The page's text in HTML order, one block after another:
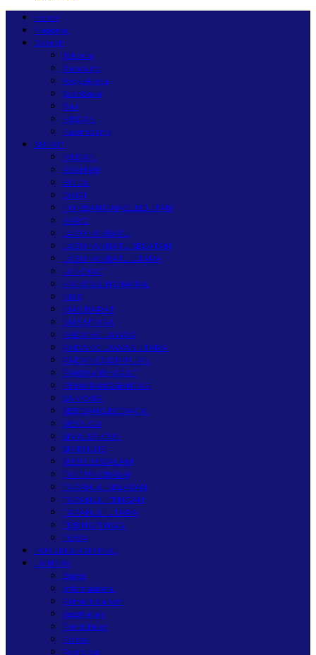
Home
Nasional
Daerah
Jakarta
Bandung
Yogyakarta
Surabaya
Bali
MEDAN
Palembang
SUMUT
MEDAN
ASAHAN
BINJAI
DAIRI
HUMBANG HASUNDUTAN
KARO
LABUHANBATU
LABUHANBATU SELATAN
LABUHANBATU UTARA
LANGKAT
MANDAILING NATAL
NIAS
NIAS BARAT
NIAS UTARA
PADANG LAWAS
PADANG LAWAS UTARA
PADANGSIDIMPUAN
PAKPAK BHARAT
PEMATANGSIANTAR
SAMOSIR
SERDANG BEDAGAI
SIBOLGA
SIMALUNGUN
SIMEULUE
SUBULUSSALAM
TANJUNGBALAI
TAPANULI SELATAN
TAPANULI TENGAH
TAPANULI UTARA
TEBING TINGGI
TOBA
HUKUM & KRIMINAL
LAINNYA
Bisnis
Internasional
Pemerintahan
Kesehatan
Pendidikan
Politik
Teknologi